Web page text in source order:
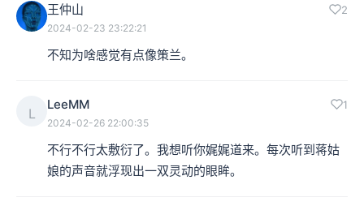
王仲山 2
2024-02-23 23:22:21
不知为啥感觉有点像策兰。
L
LeeMM 1
2024-02-26 22:00:35
不行不行太敷衍了。我想听你娓娓道来。每次听到蒋姑
娘的声音就浮现出一双灵动的眼眸。